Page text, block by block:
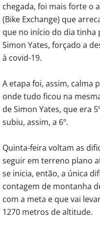
chegada, foi mais forte o
(Bike Exchange) que
que no início do dia tinha
Simon Yates, forçado a
à covid-19.
A etapa foi, assim, calma
onde tudo ficou na
de Simon Yates, que era
subiu, assim, a 6º.
Quinta-feira voltam as
seguir em terreno plano
se inicia, então, a única
contagem de montanha
com a meta e que vai
1270 metros de altitude.